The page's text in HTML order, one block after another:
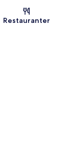
Restauranter